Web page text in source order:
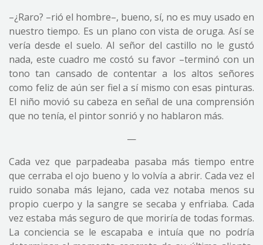
–¿Raro? –rió el hombre–, bueno, sí, no es muy usado en
nuestro tiempo. Es un plano con vista de oruga. Así se
vería desde el suelo. Al señor del castillo no le gustó
nada, este cuadro me costó su favor –terminó con un
tono tan cansado de contentar a los altos señores
como feliz de aún ser fiel a sí mismo con esas pinturas.
El niño movió su cabeza en señal de una comprensión
que no tenía, el pintor sonrió y no hablaron más.
—
Cada vez que parpadeaba pasaba más tiempo entre
que cerraba el ojo bueno y lo volvía a abrir. Cada vez el
ruido sonaba más lejano, cada vez notaba menos su
propio cuerpo y la sangre se secaba y enfriaba. Cada
vez estaba más seguro de que moriría de todas formas.
La conciencia se le escapaba e intuía que no podría